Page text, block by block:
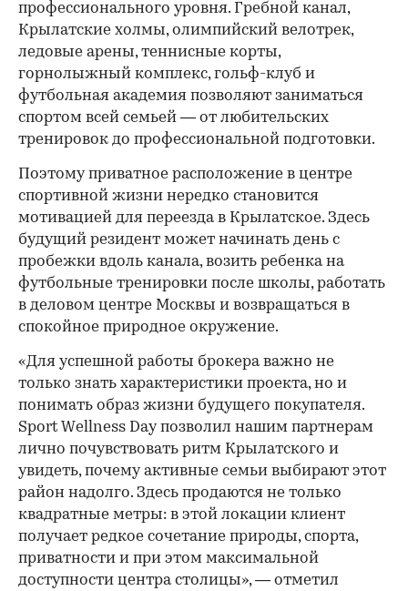
профессионального уровня. Гребной канал,
Крылатские холмы, олимпийский велотрек,
ледовые арены, теннисные корты,
горнолыжный комплекс, гольф-клуб и
футбольная академия позволяют заниматься
спортом всей семьей — от любительских
тренировок до профессиональной подготовки.
Поэтому приватное расположение в центре
спортивной жизни нередко становится
мотивацией для переезда в Крылатское. Здесь
будущий резидент может начинать день с
пробежки вдоль канала, возить ребенка на
футбольные тренировки после школы, работать
в деловом центре Москвы и возвращаться в
спокойное природное окружение.
«Для успешной работы брокера важно не
только знать характеристики проекта, но и
понимать образ жизни будущего покупателя.
Sport Wellness Day позволил нашим партнерам
лично почувствовать ритм Крылатского и
увидеть, почему активные семьи выбирают этот
район надолго. Здесь продаются не только
квадратные метры: в этой локации клиент
получает редкое сочетание природы, спорта,
приватности и при этом максимальной
доступности центра столицы», — отметил